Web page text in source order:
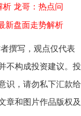
析 龙哥：热点问
新盘面走势解析
撰写，观点仅代表
不构成投资建议。投
识，请勿私下汇款给
章和图片作品版权及